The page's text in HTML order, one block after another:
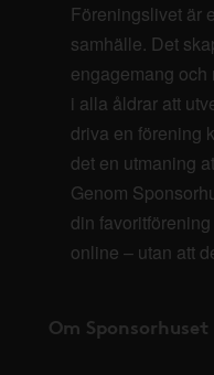
Föreningslivet är
samhälle. Det
engagemang
i alla åldrar att
driva en förening
det en utmaning
Genom
din
online – utan att
Om Sponsorhuset